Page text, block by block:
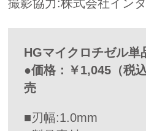
撮影協力:株式会社イン
HGマイクロチゼル単
●価格：￥1,045（税
売
■刃幅:1.0mm